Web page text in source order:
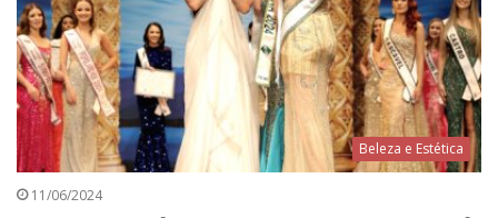
Beleza e Estética
11/06/2024